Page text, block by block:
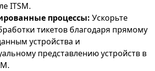
ITSM.
процессы: Ускорьте
тикетов благодаря прямому
устройства и
представлению устройств в